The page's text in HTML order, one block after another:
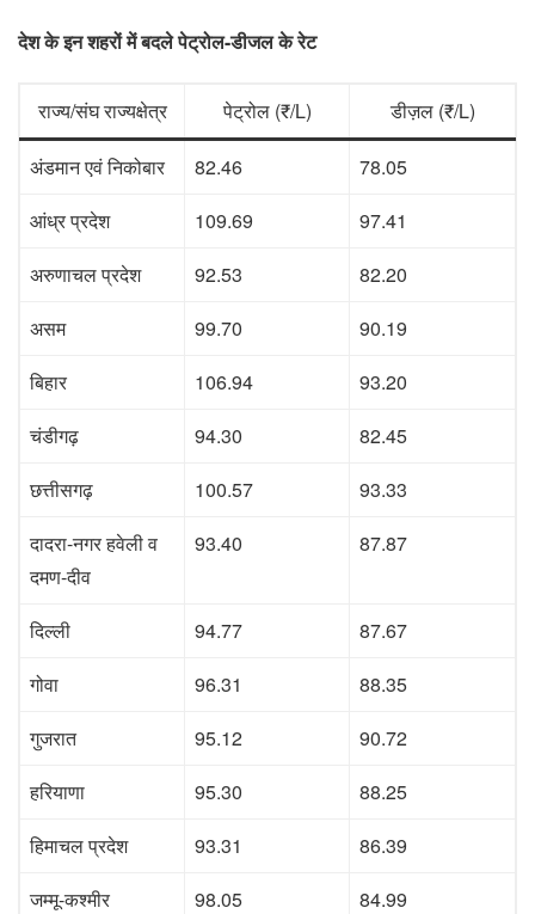
देश के इन शहरों में बदले पेट्रोल-डीजल के रेट
राज्य/संघ राज्यक्षेत्र पेट्रोल (₹/L) डीज़ल (₹/L)
अंडमान एवं निकोबार 82.46
78.05
आंध्र प्रदेश
109.69
97.41
अरुणाचल प्रदेश
92.53
82.20
असम
99.70
90.19
बिहार
106.94
93.20
चंडीगढ़
94.30
82.45
छत्तीसगढ़
100.57
93.33
दादरा-नगर हवेली व
दमण-दीव
93.40 87.87
दिल्ली 94.77
87.67
गोवा
96.31
88.35
गुजरात
95.12
90.72
हरियाणा
95.30
88.25
हिमाचल प्रदेश
93.31
86.39
जम्मू-कश्मीर
98.05
84.99